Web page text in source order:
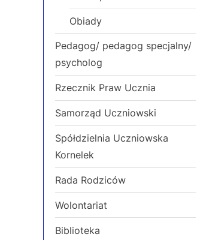
Obiady
Pedagog/ pedagog specjalny/
psycholog
Rzecznik Praw Ucznia
Samorząd Uczniowski
Spółdzielnia Uczniowska
Kornelek
Rada Rodziców
Wolontariat
Biblioteka